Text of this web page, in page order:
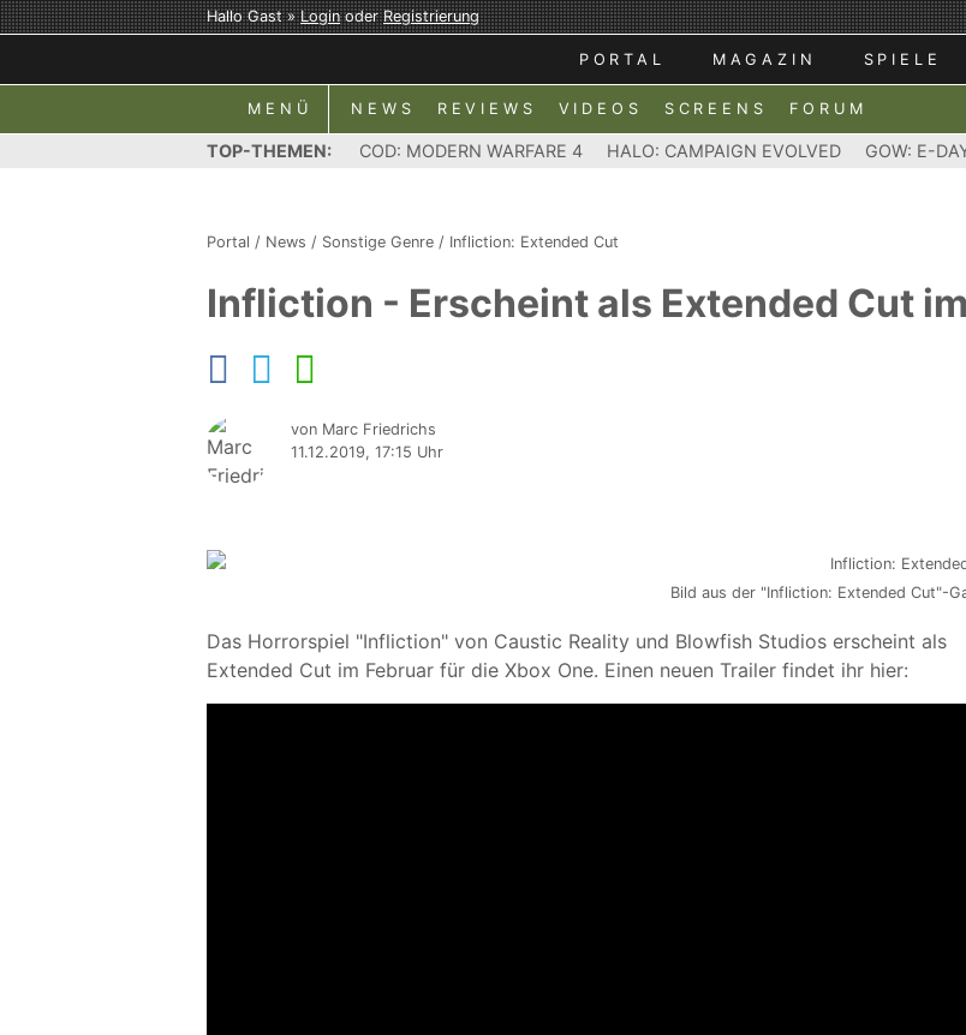
Hallo Gast »LoginoderRegistrierung
PORTAL MAGAZIN SPIELE
MENÜ NEWS REVIEWS VIDEOS SCREENS FORUM
TOP-THEMEN: COD: MODERN WARFARE 4 HALO: CAMPAIGN EVOLVED GOW: E-
Portal / News / Sonstige Genre / Infliction: Extended Cut
Infliction - Erscheint als Extended Cut
von Marc Friedrichs
11.12.2019, 17:15 Uhr
Bild aus der "Infliction: Extended Cut"-
Das Horrorspiel "Infliction" von Caustic Reality und Blowfish Studios erscheint als
Extended Cut im Februar für die Xbox One. Einen neuen Trailer findet ihr hier: